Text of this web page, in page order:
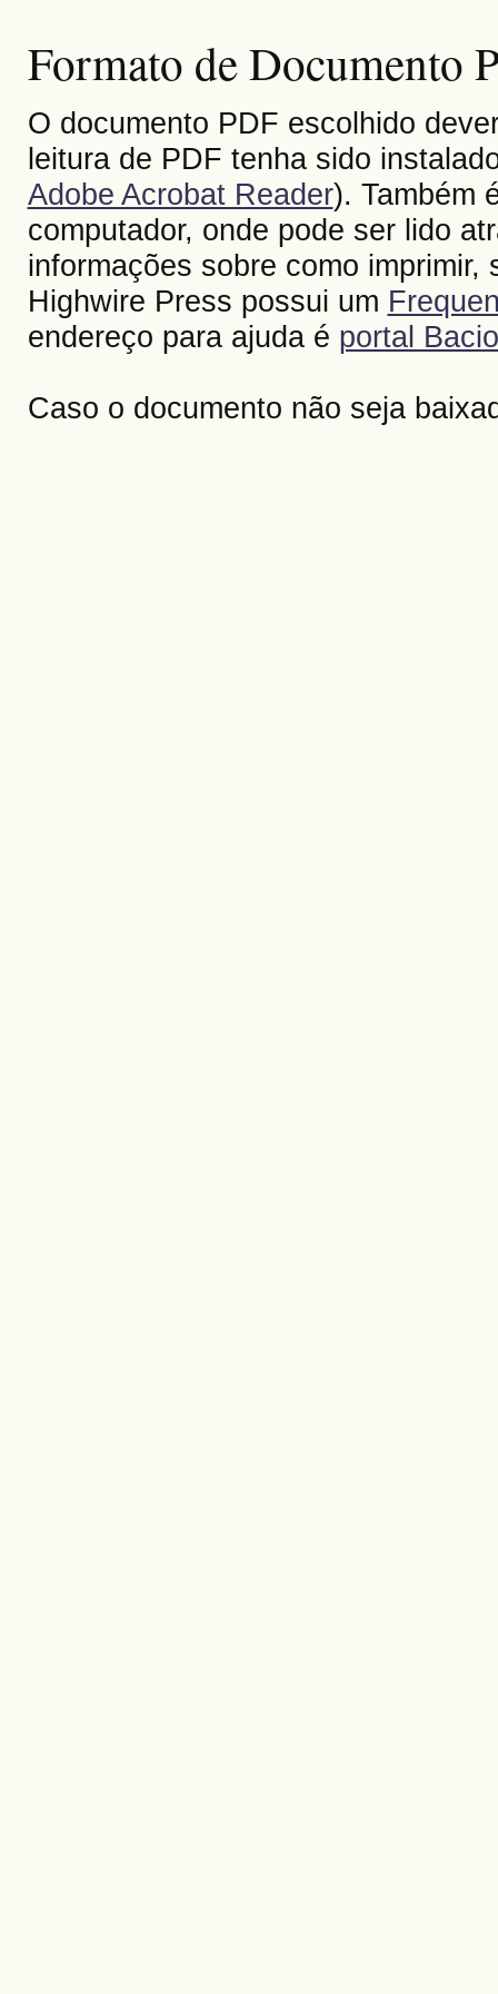
Formato de Documento
O documento PDF escolhido
leitura de PDF tenha sido
Adobe Acrobat Reader). Também
computador, onde pode ser lido
informações sobre como
Highwire Press possui um
endereço para ajuda é portal
Caso o documento não seja